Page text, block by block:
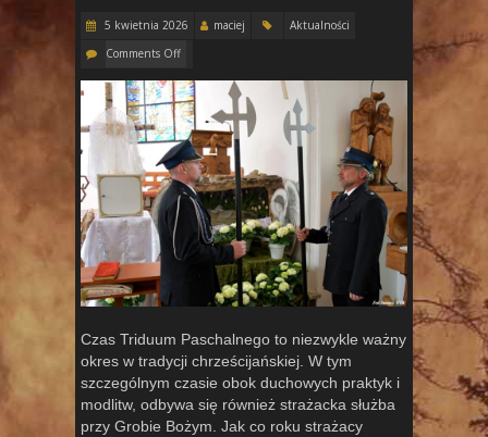
5 kwietnia 2026 maciej
Aktualności
Comments Off
Czas Triduum Paschalnego to niezwykle ważny
okres w tradycji chrześcijańskiej. W tym
szczególnym czasie obok duchowych praktyk i
modlitw, odbywa się również strażacka służba
przy Grobie Bożym. Jak co roku strażacy